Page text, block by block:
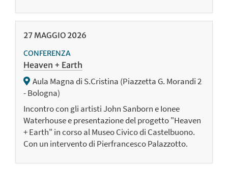
27 MAGGIO 2026
CONFERENZA
Heaven + Earth
Aula Magna di S.Cristina (Piazzetta G. Morandi 2
- Bologna)
Incontro con gli artisti John Sanborn e Ionee
Waterhouse e presentazione del progetto "Heaven
+ Earth" in corso al Museo Civico di Castelbuono.
Con un intervento di Pierfrancesco Palazzotto.